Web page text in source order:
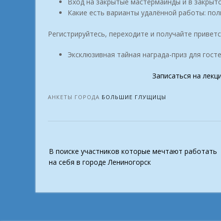
Какие есть варианты удалённой работы:
Регистрируйтесь, переходите и получайте
Эксклюзивная тайная награда-приз для
Записаться на
АНКЕТЫ ГОРОДА БОЛЬШИЕ ГЛУЩИЦЫ
navigation
В поиске участников которые мечтают работать
на себя в городе Лениногорск